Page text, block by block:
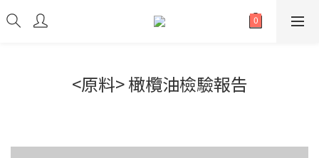
<原料> 橄欖油檢驗報告